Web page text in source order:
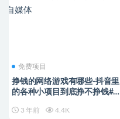
免费项目
挣钱的网络游戏有哪些-抖音里
的各种小项目到底挣不挣钱#自
3 年前 4.4K